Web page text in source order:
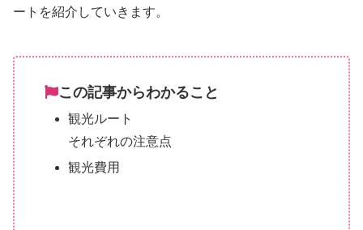
ートを紹介していきます。
この記事からわかること
観光ルート
それぞれの注意点
観光費用